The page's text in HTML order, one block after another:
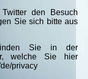
den Besuch
Sie sich bitte aus
finden Sie in der
welche Sie hier
privacy